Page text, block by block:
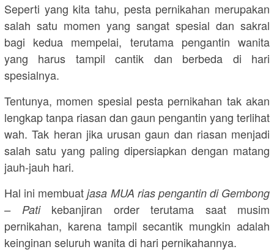
Seperti yang kita tahu, pesta pernikahan merupakan
salah satu momen yang sangat spesial dan sakral
bagi kedua mempelai, terutama pengantin wanita
yang harus tampil cantik dan berbeda di hari
spesialnya.
Tentunya, momen spesial pesta pernikahan tak akan
lengkap tanpa riasan dan gaun pengantin yang terlihat
wah. Tak heran jika urusan gaun dan riasan menjadi
salah satu yang paling dipersiapkan dengan matang
jauh-jauh hari.
Hal ini membuatjasa MUA rias pengantin di Gembong
– Patikebanjiran order terutama saat musim
pernikahan, karena tampil secantik mungkin adalah
keinginan seluruh wanita di hari pernikahannya.